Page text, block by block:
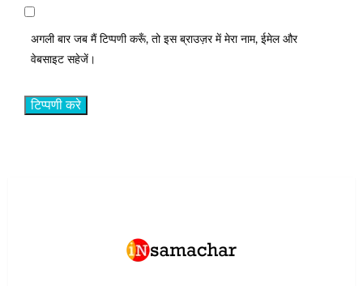
अगली बार जब मैं टिप्पणी करूँ, तो इस ब्राउज़र में मेरा नाम, ईमेल और
वेबसाइट सहेजें।